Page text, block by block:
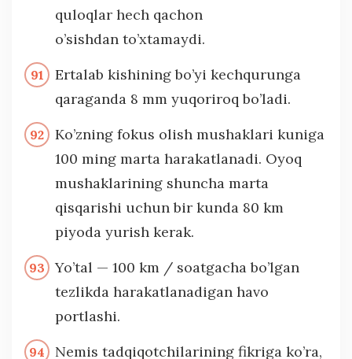
quloqlar hech qachon
o’sishdan to’xtamaydi.
Ertalab kishining bo’yi kechqurunga
qaraganda 8 mm yuqoriroq bo’ladi.
Ko’zning fokus olish mushaklari kuniga
100 ming marta harakatlanadi. Oyoq
mushaklarining shuncha marta
qisqarishi uchun bir kunda 80 km
piyoda yurish kerak.
Yo’tal — 100 km / soatgacha bo’lgan
tezlikda harakatlanadigan havo
portlashi.
Nemis tadqiqotchilarining fikriga ko’ra,